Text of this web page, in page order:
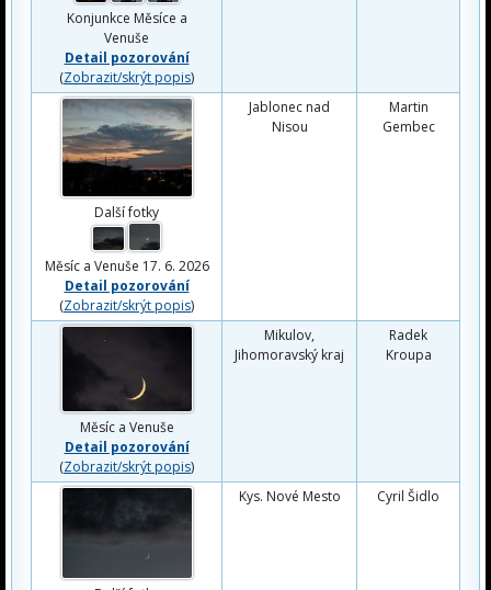
Konjunkce Měsíce a
Venuše
Detail pozorování
(Zobrazit/skrýt popis)
Další fotky
Měsíc a Venuše 17. 6. 2026
Detail pozorování
(Zobrazit/skrýt popis)
Jablonec nad
Nisou
Martin
Gembec
Měsíc a Venuše
Detail pozorování
(Zobrazit/skrýt popis)
Mikulov,
Jihomoravský kraj
Radek
Kroupa
Kys. Nové Mesto Cyril Šidlo